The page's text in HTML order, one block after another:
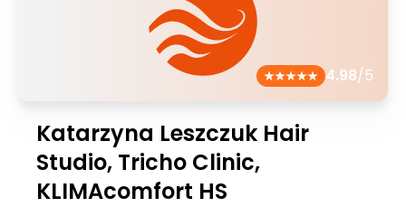
4.98/5
Katarzyna Leszczuk Hair
Studio, Tricho Clinic,
KLIMAcomfort HS